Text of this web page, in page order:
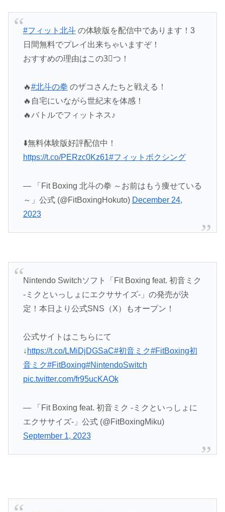
#フィット北斗の体験版を配信中であります！3
日間無料でプレイ出来ちゃいますぞ！
おすすめの理由はこの3⃣つ！
🔥#北斗の拳 のザコさんたちと戦える！
🔥自宅にいながら世紀末を体感！
🔥バトルでフィットネス♪
⬇️無料体験版好評配信中！
https://t.co/PERzc0Kz61#フィットボクシング
— 「Fit Boxing 北斗の拳 ～お前はもう痩せている
～」公式 (@FitBoxingHokuto) December 24,
2023
Nintendo Switchソフト「Fit Boxing feat. 初音ミク
-ミクといっしょにエクササイズ-」の発売が決
定！本日より公式SNS（X）もオープン！
公式サイトはこちらにて
↓ https://t.co/LMiDjDGSaC#初音ミク#FitBoxing初
音ミク#FitBoxing#NintendoSwitch
pic.twitter.com/fr95ucKAOk
— 「Fit Boxing feat. 初音ミク -ミクといっしょに
エクササイズ-」公式 (@FitBoxingMiku)
September 1, 2023